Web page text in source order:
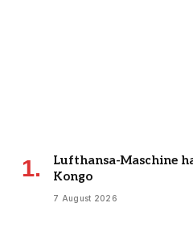
Lufthansa-Maschine
Kongo
7 August 2026